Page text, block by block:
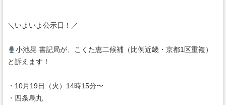
＼いよいよ公示日！／
小池晃 書記局が、こくた恵二候補（比例近畿・京都1区重複）
と訴えます！
・10月19日（火）14時15分〜
・四条烏丸